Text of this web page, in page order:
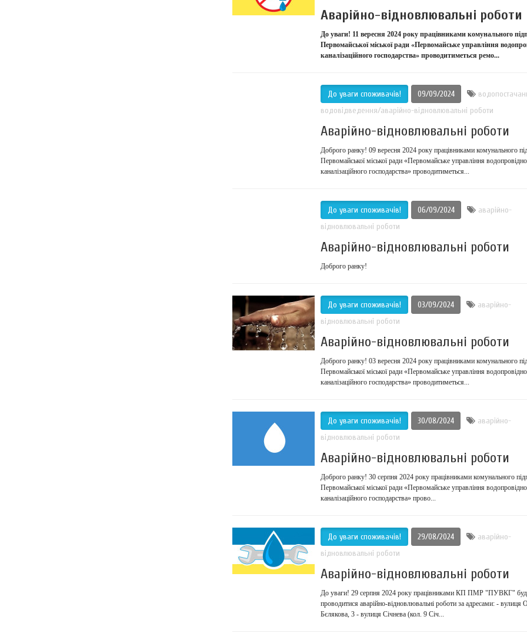
Аварійно-відновлювальні роботи
До уваги! 11 вересня 2024 року працівниками комунального
Первомайської міської ради «Первомайське управління
каналізаційного господарства» проводитиметься ремо...
До уваги споживачів! 09/09/2024
водовідведення/аварійно-відновлювальні роботи
Аварійно-відновлювальні роботи
Доброго ранку! 09 вересня 2024 року працівниками комунального
Первомайської міської ради «Первомайське управління
каналізаційного господарства» проводитиметься...
До уваги споживачів! 06/09/2024
аварійно-
відновлювальні роботи
Аварійно-відновлювальні роботи
Доброго ранку!
До уваги споживачів! 03/09/2024
аварійно-
відновлювальні роботи
Аварійно-відновлювальні роботи
Доброго ранку! 03 вересня 2024 року працівниками комунального
Первомайської міської ради «Первомайське управління
каналізаційного господарства» проводитиметься...
До уваги споживачів! 30/08/2024
аварійно-
відновлювальні роботи
Аварійно-відновлювальні роботи
Доброго ранку! 30 серпня 2024 року працівниками комунального
Первомайської міської ради «Первомайське управління
каналізаційного господарства» прово...
До уваги споживачів! 29/08/2024
аварійно-
відновлювальні роботи
Аварійно-відновлювальні роботи
До уваги! 29 серпня 2024 року працівниками КП ПМР "ПУВКГ"
проводитися аварійно-відновлювальні роботи за адресами: - вулиця
Бєлякова, 3 - вулиця Січнева (кол. 9 Січ...